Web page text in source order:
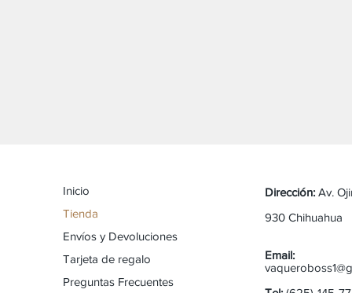
Inicio
Tienda
Envíos y Devoluciones
Tarjeta de regalo
Preguntas Frecuentes
Dirección: Av.
930 Chihuahua
Email: